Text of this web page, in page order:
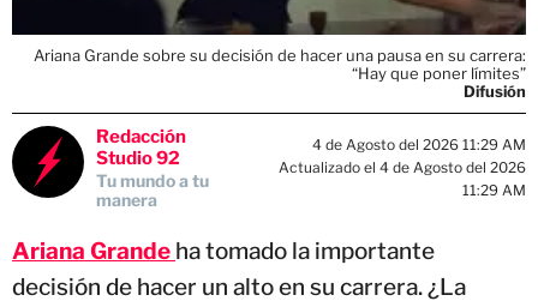
Ariana Grande sobre su decisión de hacer una pausa en su carrera:
“Hay que poner límites”
Difusión
Redacción
Studio 92
Tu mundo a tu
manera
4 de Agosto del 2026 11:29 AM
Actualizado el 4 de Agosto del 2026
11:29 AM
Ariana Grande ha tomado la importante
decisión de hacer un alto en su carrera. ¿La